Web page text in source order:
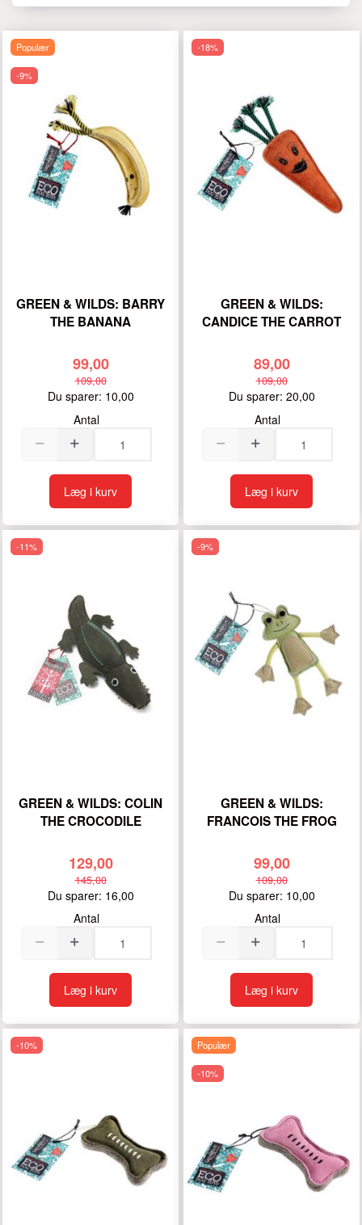
Populær
-9%
GREEN & WILDS: BARRY
THE BANANA
99,00
109,00
Du sparer: 10,00
Antal
Læg i kurv
-18%
GREEN & WILDS:
CANDICE THE CARROT
89,00
109,00
Du sparer: 20,00
Antal
Læg i kurv
-11%
GREEN & WILDS: COLIN
THE CROCODILE
129,00
145,00
Du sparer: 16,00
Antal
Læg i kurv
-9%
GREEN & WILDS:
FRANCOIS THE FROG
99,00
109,00
Du sparer: 10,00
Antal
Læg i kurv
-10% Populær
-10%